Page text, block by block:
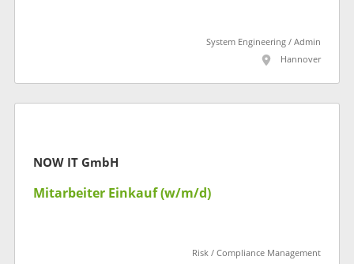
System Engineering / Admin
Hannover
NOW IT GmbH
Mitarbeiter Einkauf (w/m/d)
Risk / Compliance Management